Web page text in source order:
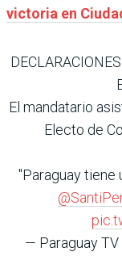
victoria en
El mandatario
Electo de
"Paraguay tiene
— Paraguay TV